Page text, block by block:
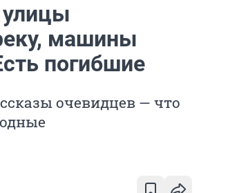
машины
погибшие
очевидцев — что